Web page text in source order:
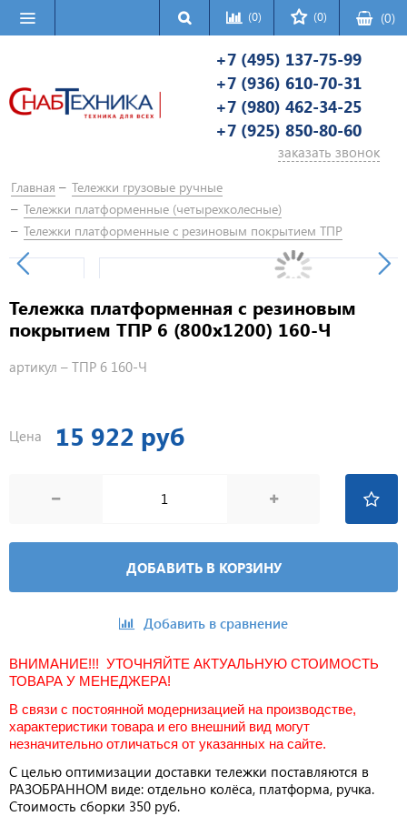
(0) (0) (0)
+7 (495) 137-75-99
+7 (936) 610-70-31
+7 (980) 462-34-25
+7 (925) 850-80-60
заказать звонок
Главная
Тележки грузовые ручные
Тележки платформенные (четырехколесные)
Тележки платформенные с резиновым покрытием ТПР
Тележка платформенная с резиновым
покрытием ТПР 6 (800х1200) 160-Ч
артикул – ТПР 6 160-Ч
Цена 15 922 руб
ДОБАВИТЬ В КОРЗИНУ
Добавить в сравнение
ВНИМАНИЕ!!! УТОЧНЯЙТЕ АКТУАЛЬНУЮ СТОИМОСТЬ
ТОВАРА У МЕНЕДЖЕРА!
В связи с постоянной модернизацией на производстве,
характеристики товара и его внешний вид могут
незначительно отличаться от указанных на сайте.
С целью оптимизации доставки тележки поставляются в
РАЗОБРАННОМ виде: отдельно колёса, платформа, ручка.
Стоимость сборки 350 руб.